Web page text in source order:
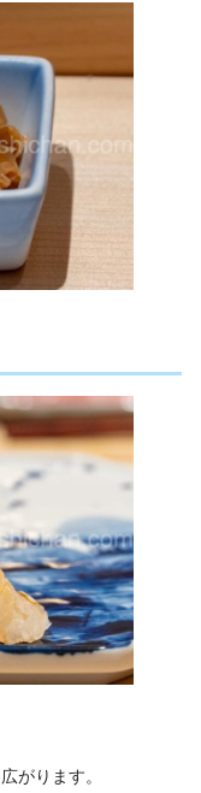
がります。